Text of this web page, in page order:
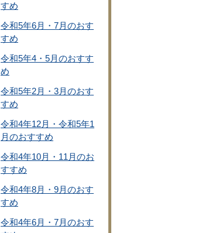
すめ
令和5年6月・7月のおす
すめ
令和5年4・5月のおすす
め
令和5年2月・3月のおす
すめ
令和4年12月・令和5年1
月のおすすめ
令和4年10月・11月のお
すすめ
令和4年8月・9月のおす
すめ
令和4年6月・7月のおす